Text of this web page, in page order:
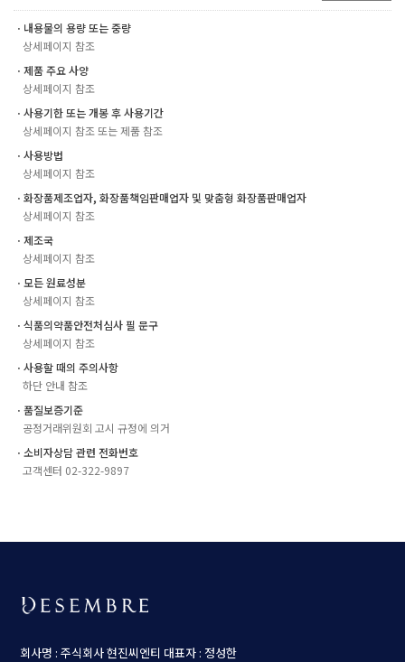
ㆍ내용물의 용량 또는 중량
상세페이지 참조
ㆍ제품 주요 사양
상세페이지 참조
ㆍ사용기한 또는 개봉 후 사용기간
상세페이지 참조 또는 제품 참조
ㆍ사용방법
상세페이지 참조
ㆍ화장품제조업자, 화장품책임판매업자 및 맞춤형 화장품판매업자
상세페이지 참조
ㆍ제조국
상세페이지 참조
ㆍ모든 원료성분
상세페이지 참조
ㆍ식품의약품안전처심사 필 문구
상세페이지 참조
ㆍ사용할 때의 주의사항
하단 안내 참조
ㆍ품질보증기준
공정거래위원회 고시 규정에 의거
ㆍ소비자상담 관련 전화번호
고객센터 02-322-9897
회사명 : 주식회사 현진씨엔티 대표자 : 정성한